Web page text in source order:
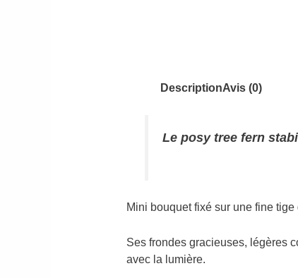
DescriptionAvis (0)
Le posy tree fern
Mini bouquet fixé sur une fine tige
Ses frondes gracieuses, légères
avec la lumière.